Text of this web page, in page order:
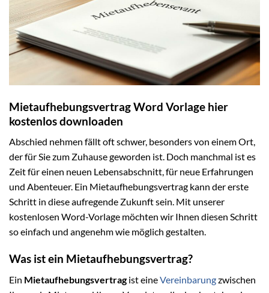
Mietaufhebungsvertrag Word Vorlage hier
kostenlos downloaden
Abschied nehmen fällt oft schwer, besonders von einem Ort,
der für Sie zum Zuhause geworden ist. Doch manchmal ist es
Zeit für einen neuen Lebensabschnitt, für neue Erfahrungen
und Abenteuer. Ein Mietaufhebungsvertrag kann der erste
Schritt in diese aufregende Zukunft sein. Mit unserer
kostenlosen Word-Vorlage möchten wir Ihnen diesen Schritt
so einfach und angenehm wie möglich gestalten.
Was ist ein Mietaufhebungsvertrag?
Ein Mietaufhebungsvertragist eineVereinbarungzwischen